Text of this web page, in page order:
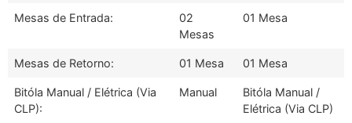
Mesas de Entrada:
02
Mesas
01 Mesa
Mesas de Retorno: 01 Mesa 01 Mesa
Bitóla Manual / Elétrica (Via
CLP):
Manual
Bitóla Manual /
Elétrica (Via CLP)